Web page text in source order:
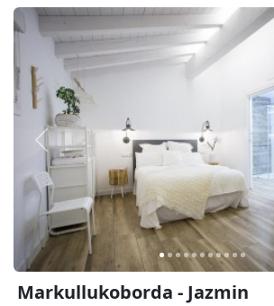
Anterior
Markullukoborda - Jazmin